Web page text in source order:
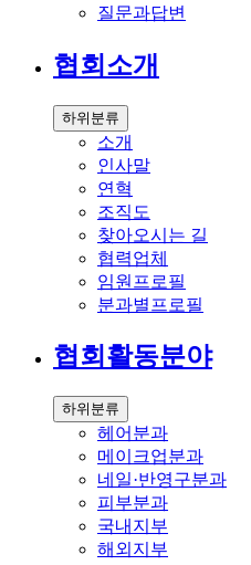
질문과답변
협회소개
하위분류
소개
인사말
연혁
조직도
찾아오시는 길
협력업체
임원프로필
분과별프로필
협회활동분야
하위분류
헤어분과
메이크업분과
네일·반영구분과
피부분과
국내지부
해외지부